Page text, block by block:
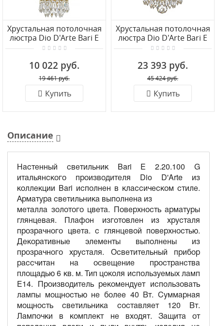
Хрустальная потолочная
люстра Dio D'Arte Bari E
1.3.25.199 G
10 022 руб.
19 461 руб.
Купить
Хрустальная потолочная
люстра Dio D'Arte Bari E
1.2.45.100 G
23 393 руб.
45 424 руб.
Купить
Описание
Настенный светильник Bari E 2.20.100 G
итальянского производителя Dio D'Arte из
коллекции Bari исполнен в классическом стиле.
Арматура светильника выполнена из
металла золотого цвета. Поверхность арматуры
глянцевая. Плафон изготовлен из хрусталя
прозрачного цвета. с глянцевой поверхностью.
Декоративные элементы выполнены из
прозрачного хрусталя. Осветительный прибор
рассчитан на освещение пространства
площадью 6 кв. м. Тип цоколя используемых ламп
E14. Производитель рекомендует использовать
лампы мощностью не более 40 Вт. Суммарная
мощность светильника составляет 120 Вт.
Лампочки в комплект не входят. Защита от